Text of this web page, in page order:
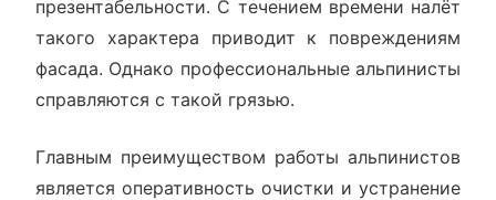
презентабельности. С течением времени налёт
такого характера приводит к повреждениям
фасада. Однако профессиональные альпинисты
справляются с такой грязью.
Главным преимуществом работы альпинистов
является оперативность очистки и устранение